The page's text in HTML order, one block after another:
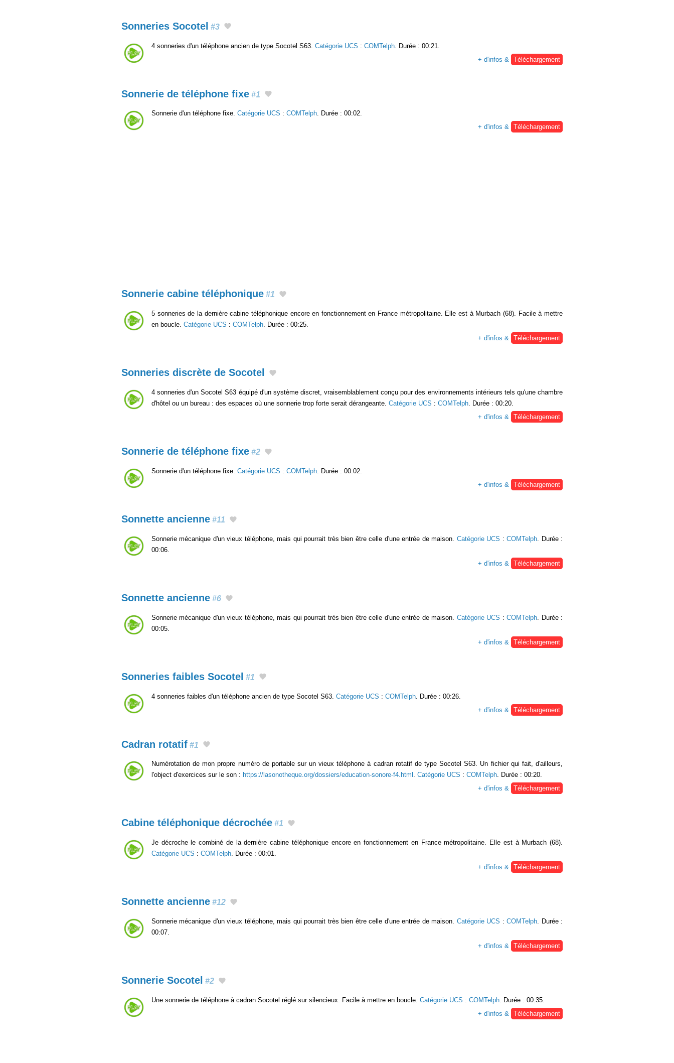
Sonneries Socotel #3
4 sonneries d'un téléphone ancien de type Socotel S63. Catégorie UCS : COMTelph . Durée : 00:21.
+ d'infos &
Téléchargement
Sonnerie de téléphone fixe #1
Sonnerie d'un téléphone fixe. Catégorie UCS : COMTelph. Durée : 00:02.
+ d'infos & Téléchargement
Sonnerie cabine téléphonique #1
5 sonneries de la dernière cabine téléphonique encore en fonctionnement en France métropolitaine. Elle est à Murbach (68). Facile à mettre
en boucle. Catégorie UCS : COMTelph. Durée : 00:25.
+ d'infos & Téléchargement
Sonneries discrète de Socotel
4 sonneries d'un Socotel S63 équipé d'un système discret, vraisemblablement conçu pour des environnements intérieurs tels qu'une chambre
d'hôtel ou un bureau : des espaces où une sonnerie trop forte serait dérangeante. Catégorie UCS : COMTelph. Durée : 00:20.
+ d'infos & Téléchargement
Sonnerie de téléphone fixe #2
Sonnerie d'un téléphone fixe. Catégorie UCS : COMTelph . Durée : 00:02.
+ d'infos &
Téléchargement
Sonnette ancienne #11
Sonnerie mécanique d'un vieux téléphone, mais qui pourrait très bien être celle d'une entrée de maison. Catégorie UCS :COMTelph . Durée :
00:06.
+ d'infos &
Téléchargement
Sonnette ancienne #6
Sonnerie mécanique d'un vieux téléphone, mais qui pourrait très bien être celle d'une entrée de maison. Catégorie UCS :COMTelph . Durée :
00:05.
+ d'infos &
Téléchargement
Sonneries faibles Socotel #1
4 sonneries faibles d'un téléphone ancien de type Socotel S63. Catégorie UCS : COMTelph . Durée : 00:26.
+ d'infos &
Téléchargement
Cadran rotatif #1
Numérotation de mon propre numéro de portable sur un vieux téléphone à cadran rotatif de type Socotel S63. Un fichier qui fait, d'ailleurs,
l'object d'exercices sur le son : https://lasonotheque.org/dossiers/education-sonore-f4.html . Catégorie UCS : COMTelph. Durée : 00:20.
+ d'infos & Téléchargement
Cabine téléphonique décrochée #1
Je décroche le combiné de la dernière cabine téléphonique encore en fonctionnement en France métropolitaine. Elle est à Murbach (68).
Catégorie UCS : COMTelph. Durée : 00:01.
+ d'infos & Téléchargement
Sonnette ancienne #12
Sonnerie mécanique d'un vieux téléphone, mais qui pourrait très bien être celle d'une entrée de maison. Catégorie UCS :COMTelph. Durée :
00:07.
+ d'infos & Téléchargement
Sonnerie Socotel #2
Une sonnerie de téléphone à cadran Socotel réglé sur silencieux. Facile à mettre en boucle. Catégorie UCS : COMTelph . Durée : 00:35.
+ d'infos &
Téléchargement